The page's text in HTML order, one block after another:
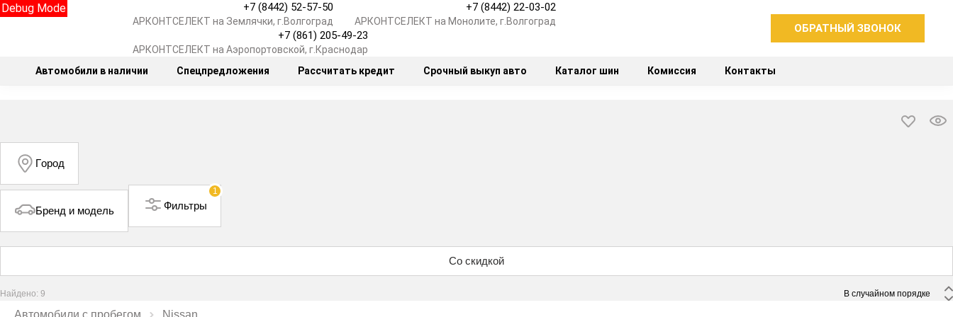
Debug Mode +7 (8442) 52-57-50
АРКОНТСЕЛЕКТ на Землячки, г.Волгоград
+7 (8442) 22-03-02
АРКОНТСЕЛЕКТ на Монолите, г.Волгоград
+7 (861) 205-49-23
АРКОНТСЕЛЕКТ на Аэропортовской, г.Краснодар
ОБРАТНЫЙ ЗВОНОК
Автомобили в наличии Спецпредложения Рассчитать кредит Срочный выкуп авто Каталог шин Комиссия Контакты
Город
Бренд и модель
1
Фильтры
Со скидкой
Найдено: 9
Автомобили с пробегом Nissan